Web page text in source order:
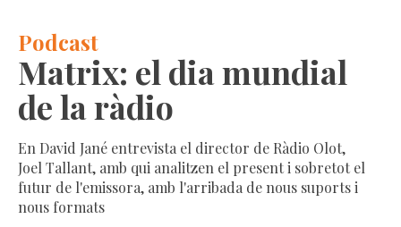
Podcast
Matrix: el dia mundial
de la ràdio
En David Jané entrevista el director de Ràdio Olot,
Joel Tallant, amb qui analitzen el present i sobretot el
futur de l'emissora, amb l'arribada de nous suports i
nous formats